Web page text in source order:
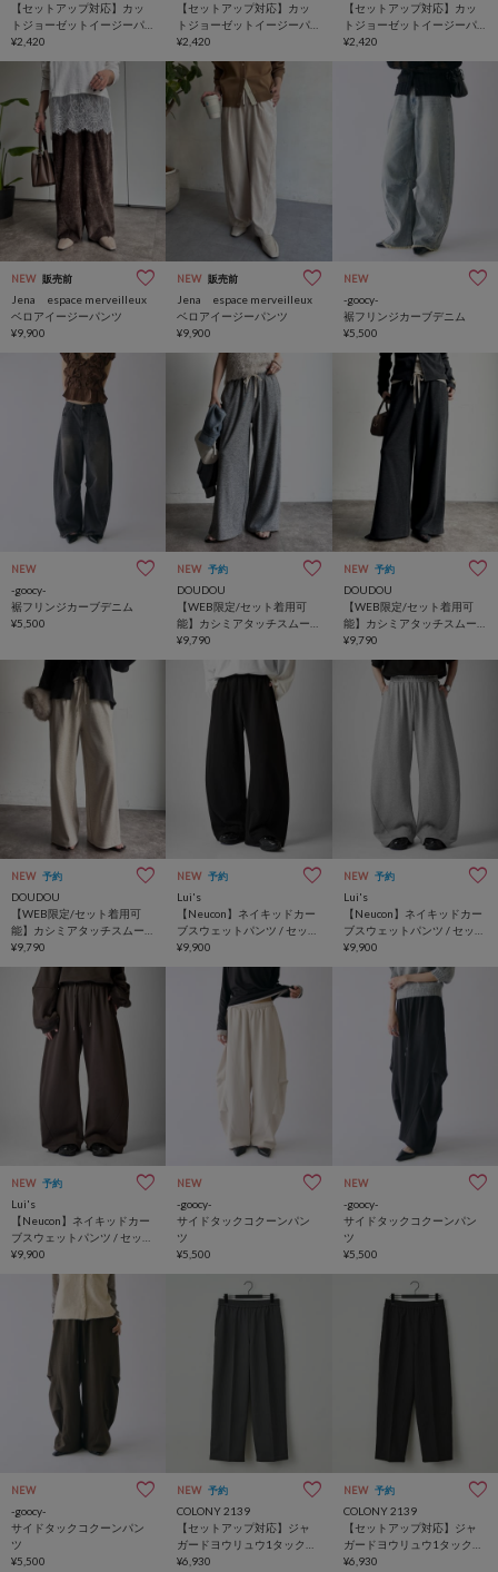
【セットアップ対応】カッ
トジョーゼットイージーパ
ンツ
¥2,420
【セットアップ対応】カッ
トジョーゼットイージーパ
ンツ
¥2,420
【セットアップ対応】カッ
トジョーゼットイージーパ
ンツ
¥2,420
NEW 販売前
Jena espace merveilleux
ベロアイージーパンツ
¥9,900
NEW 販売前
Jena espace merveilleux
ベロアイージーパンツ
¥9,900
NEW
-goocy-
裾フリンジカーブデニム
¥5,500
NEW
-goocy-
裾フリンジカーブデニム
¥5,500
NEW 予約
DOUDOU
【WEB限定/セット着用可
能】カシミアタッチスムー
スワイドパンツ
¥9,790
NEW 予約
DOUDOU
【WEB限定/セット着用可
能】カシミアタッチスムー
スワイドパンツ
¥9,790
NEW 予約
DOUDOU
【WEB限定/セット着用可
能】カシミアタッチスムー
スワイドパンツ
¥9,790
NEW 予約
Lui's
【Neucon】ネイキッドカー
ブスウェットパンツ / セット
アップ対応
¥9,900
NEW 予約
Lui's
【Neucon】ネイキッドカー
ブスウェットパンツ / セット
アップ対応
¥9,900
NEW 予約
Lui's
【Neucon】ネイキッドカー
ブスウェットパンツ / セット
アップ対応
¥9,900
NEW
-goocy-
サイドタックコクーンパン
ツ
¥5,500
NEW
-goocy-
サイドタックコクーンパン
ツ
¥5,500
NEW
-goocy-
サイドタックコクーンパン
ツ
¥5,500
NEW 予約
COLONY 2139
【セットアップ対応】ジャ
ガードヨウリュウ1タックス
ラックス
¥6,930
NEW 予約
COLONY 2139
【セットアップ対応】ジャ
ガードヨウリュウ1タックス
ラックス
¥6,930